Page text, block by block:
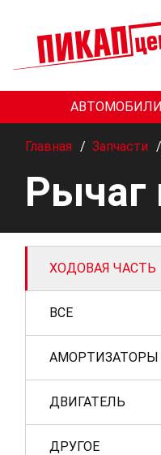
Главная / Запчасти /
Рычаг
ХОДОВАЯ ЧАСТЬ
ВСЕ
АМОРТИЗАТОРЫ
ДВИГАТЕЛЬ
ДРУГОЕ